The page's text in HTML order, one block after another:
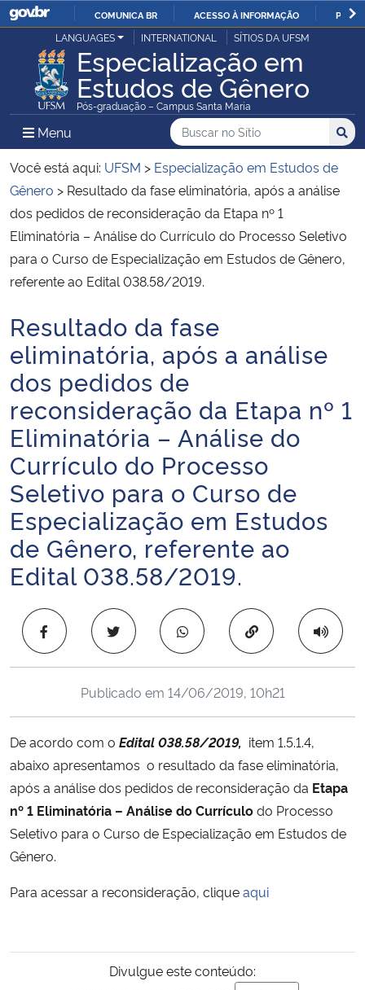
IR
PARA
O
CONTEÚDO
COMUNICA BR ACESSO À INFORMAÇÃO
Ministério da Justiça e Segurança Pública
Ministério da Defesa
Ministério das Relações Exteriores
Ministério da Economia
Ministério da Educação
Ministério da Cidadania
Ministério da Saúde
Ministério de Minas e Energia
Ministério da Ciência, Tecnologia, Inovações e Comunicações
Ministério do Meio Ambiente
Ministério do Desenvolvimento Regional
Secretaria-Geral
Secretaria de Governo
Gabinete de Segurança Institucional
Advocacia-Geral da União
LANGUAGES INTERNATIONAL SÍTIOS DA UFSM
Especialização em
Estudos de Gênero
Pós-graduação – Campus Santa Maria
Menu Menu Principal do Sítio
Busca
Buscar no no Sítio
Busca:
Você está aqui: UFSM > Especialização em Estudos de
Gênero > Resultado da fase eliminatória, após a análise
dos pedidos de reconsideração da Etapa nº 1
Eliminatória – Análise do Currículo do Processo Seletivo
para o Curso de Especialização em Estudos de Gênero,
referente ao Edital 038.58/2019.
Início do conteúdo
Resultado da fase
eliminatória, após a análise
dos pedidos de
reconsideração da Etapa nº 1
Eliminatória – Análise do
Currículo do Processo
Seletivo para o Curso de
Especialização em Estudos
de Gênero, referente ao
Edital 038.58/2019.
Copiar para área
Publicado em 14/06/2019, 10h21
De acordo com o Edital 038.58/2019, item 1.5.1.4,
abaixo apresentamos o resultado da fase eliminatória,
após a análise dos pedidos de reconsideração da Etapa
nº 1 Eliminatória – Análise do Currículodo Processo
Seletivo para o Curso de Especialização em Estudos de
Gênero.
Para acessar a reconsideração, cliqueaqui
Divulgue este conteúdo: